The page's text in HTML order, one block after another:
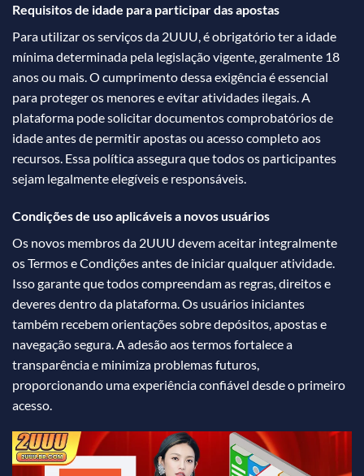
Requisitos de idade para participar das apostas
Para utilizar os serviços da 2UUU, é obrigatório ter a idade
mínima determinada pela legislação vigente, geralmente 18
anos ou mais. O cumprimento dessa exigência é essencial
para proteger os menores e evitar atividades ilegais. A
plataforma pode solicitar documentos comprobatórios de
idade antes de permitir apostas ou acesso completo aos
recursos. Essa política assegura que todos os participantes
sejam legalmente elegíveis e responsáveis.
Condições de uso aplicáveis a novos usuários
Os novos membros da 2UUU devem aceitar integralmente
os Termos e Condições antes de iniciar qualquer atividade.
Isso garante que todos compreendam as regras, direitos e
deveres dentro da plataforma. Os usuários iniciantes
também recebem orientações sobre depósitos, apostas e
navegação segura. A adesão aos termos fortalece a
transparência e minimiza problemas futuros,
proporcionando uma experiência confiável desde o primeiro
acesso.